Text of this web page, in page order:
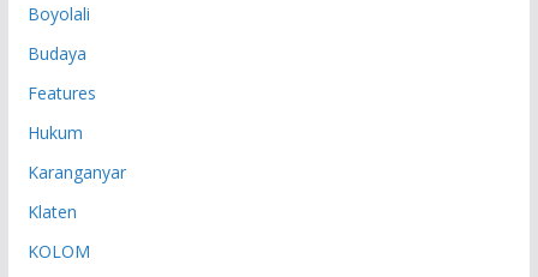
Boyolali
Budaya
Features
Hukum
Karanganyar
Klaten
KOLOM